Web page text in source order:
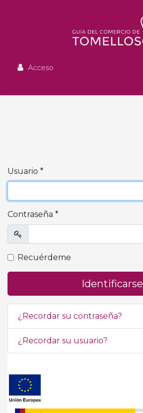
Acceso
Usuario *
Contraseña *
Mostrar
Recuérdeme
Identificarse
¿Recordar su contraseña?
¿Recordar su usuario?